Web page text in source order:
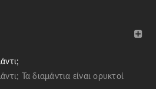
Τα διαμάντια είναι ορυκτοί